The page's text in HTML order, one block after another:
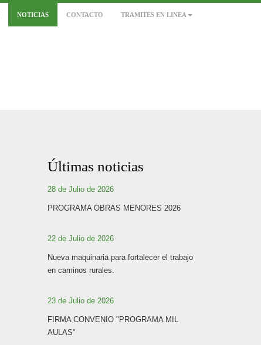
NOTICIAS CONTACTO TRAMITES EN LINEA
Últimas noticias
28 de Julio de 2026
PROGRAMA OBRAS MENORES 2026
22 de Julio de 2026
Nueva maquinaria para fortalecer el trabajo
en caminos rurales.
23 de Julio de 2026
FIRMA CONVENIO "PROGRAMA MIL
AULAS"